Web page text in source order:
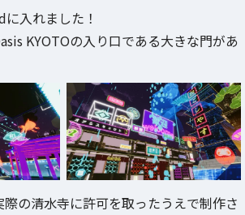
入れました！
KYOTOの入り口である大きな門があ
際の清水寺に許可を取ったうえで制作さ